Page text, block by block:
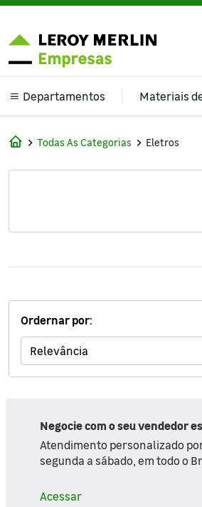
text.skipToContent
text.skipToNavigation
Departamentos
Climatização e Ventilação
Banheiro
Cozinha e Área de Serviço
Ferragens
Ferramentas
Iluminação
Limpeza de Casa
Madeiras
Materiais
Todas As Categorias Eletros
Ordernar por:
Negocie com o seu vendedor
Atendimento personalizado
segunda a sábado, em todo o
Acessar